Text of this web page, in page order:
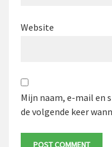
Website
Mijn naam, e-mail en
de volgende keer